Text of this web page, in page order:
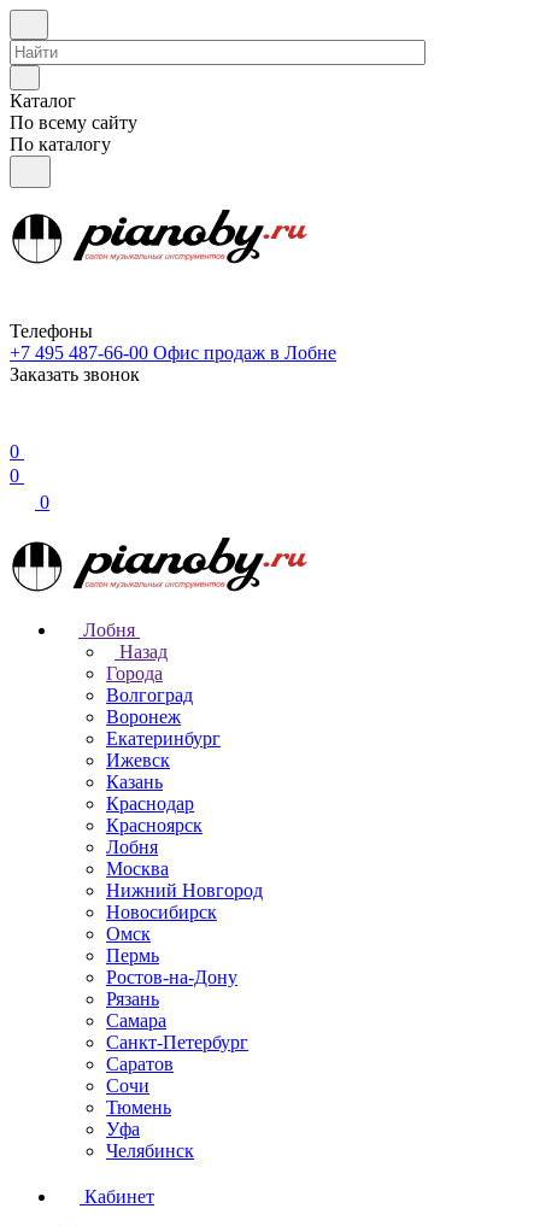
Каталог
По всему сайту
По каталогу
Телефоны
+7 495 487-66-00 Офис продаж в Лобне
Заказать звонок
0
0
0
Лобня
Назад
Города
Волгоград
Воронеж
Екатеринбург
Ижевск
Казань
Краснодар
Красноярск
Лобня
Москва
Нижний Новгород
Новосибирск
Омск
Пермь
Ростов-на-Дону
Рязань
Самара
Санкт-Петербург
Саратов
Сочи
Тюмень
Уфа
Челябинск
Кабинет